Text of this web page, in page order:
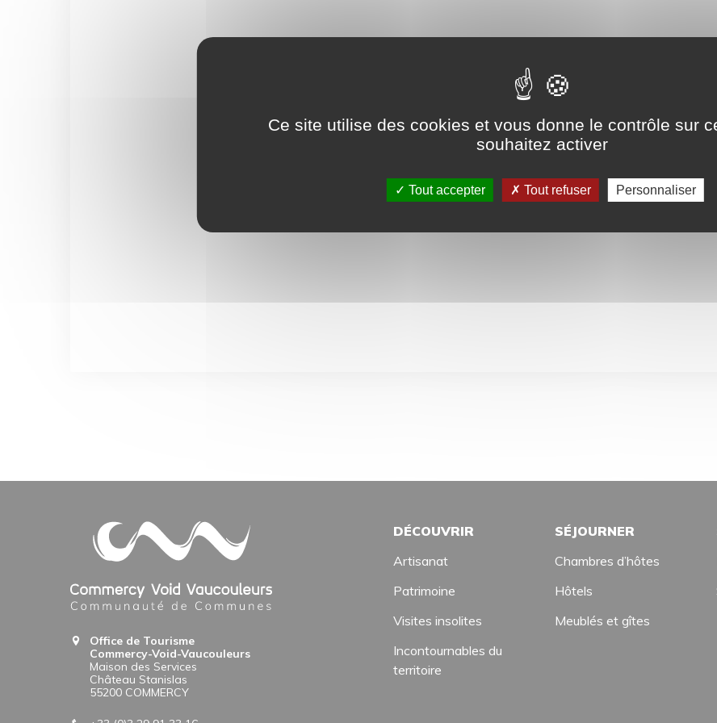
Office de Tourisme
Commercy-Void-Vaucouleurs
Maison des Services
Château Stanislas
55200 COMMERCY
DÉCOUVRIR
Artisanat
Patrimoine
Visites insolites
Incontournables du
territoire
SÉJOURNER
Chambres d’hôtes
Hôtels
Meublés et gîtes
Ce site utilise des cookies et vous donne le contrôle sur
souhaitez activer
Tout accepter Tout refuser Personnaliser